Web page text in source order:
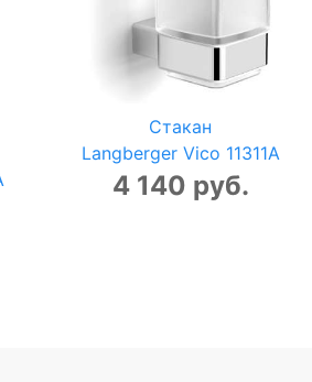
Стакан
Langberger Vico 11311A
4 140 руб.